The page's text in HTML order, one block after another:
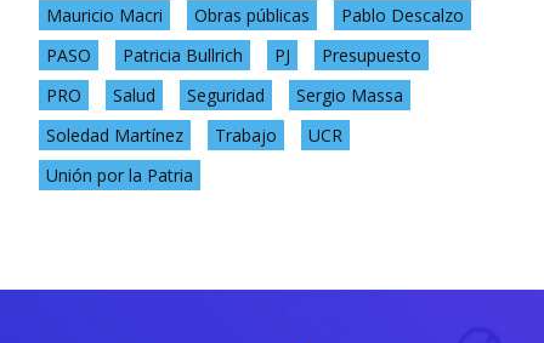
Mauricio Macri
Obras públicas
Pablo Descalzo
PASO
Patricia Bullrich PJ
Presupuesto
PRO
Salud Seguridad
Sergio Massa
Soledad Martínez
Trabajo
UCR
Unión por la Patria